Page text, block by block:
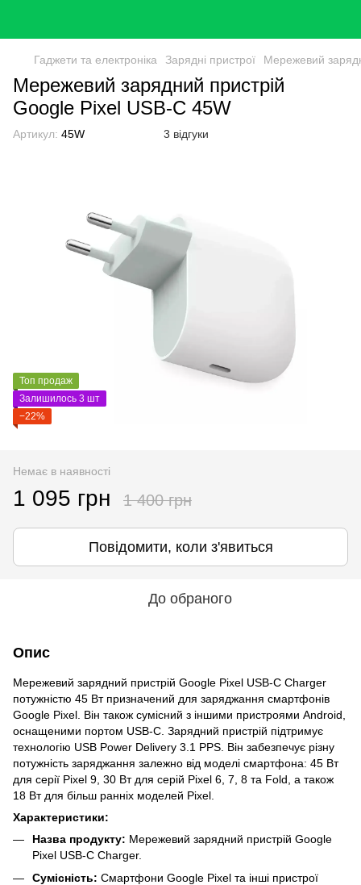
Гаджети та електроніка Зарядні пристрої Мережевий
Мережевий зарядний пристрій
Google Pixel USB-C 45W
Артикул: 45W 3 відгуки
Топ продаж
Залишилось 3 шт
−22%
Немає в наявності
1 095 грн 1 400 грн
Повідомити, коли з'явиться
До обраного
Опис
Мережевий зарядний пристрій Google Pixel USB-C Charger
потужністю 45 Вт призначений для заряджання смартфонів
Google Pixel. Він також сумісний з іншими пристроями Android,
оснащеними портом USB-C. Зарядний пристрій підтримує
технологію USB Power Delivery 3.1 PPS. Він забезпечує різну
потужність заряджання залежно від моделі смартфона: 45 Вт
для серії Pixel 9, 30 Вт для серій Pixel 6, 7, 8 та Fold, а також
18 Вт для більш ранніх моделей Pixel.
Характеристики:
Назва продукту: Мережевий зарядний пристрій Google
Pixel USB-C Charger.
Сумісність: Смартфони Google Pixel та інші пристрої